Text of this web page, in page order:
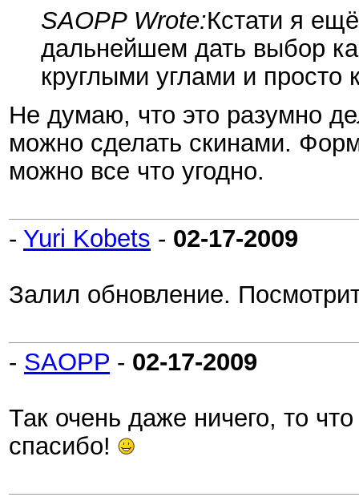
SAOPP Wrote:Кстати я
дальнейшем дать выбор
круглыми углами и
Не думаю, что это разумно
можно сделать скинами.
можно все что угодно.
- Yuri Kobets - 02-17-2009
Залил обновление.
- SAOPP - 02-17-2009
Так очень даже ничего, то
спасибо!